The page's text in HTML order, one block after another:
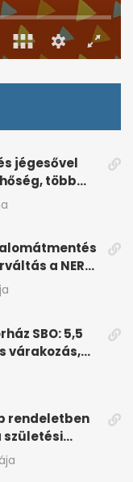
jégesővel
több
van
a NER
SBO: 5,5
várakozás,
rendeletben